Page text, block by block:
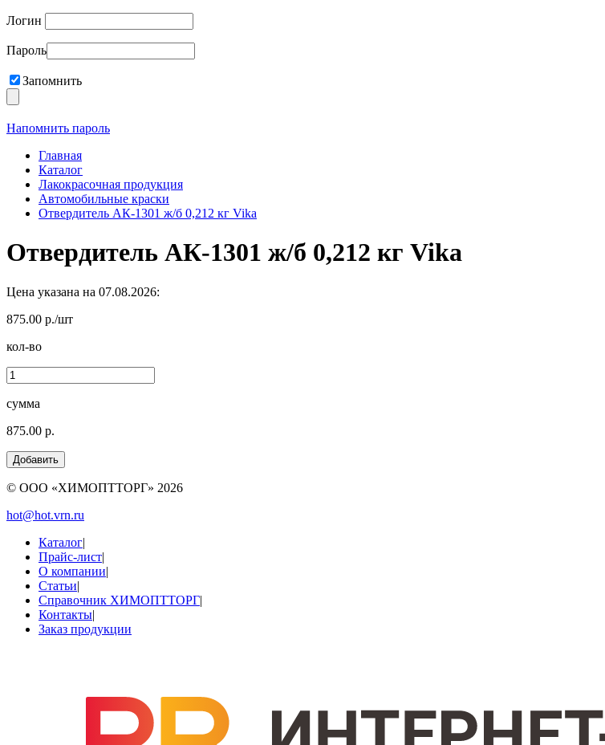
Логин
Пароль
Запомнить
Напомнить пароль
Главная
Каталог
Лакокрасочная продукция
Автомобильные краски
Отвердитель АК-1301 ж/б 0,212 кг Vika
Отвердитель АК-1301 ж/б 0,212 кг Vika
Цена указана на 07.08.2026:
875.00 р./шт
кол-во
сумма
875.00 р.
© ООО «ХИМОПТТОРГ» 2026
hot@hot.vrn.ru
Каталог|
Прайс-лист|
О компании|
Статьи|
Справочник ХИМОПТТОРГ|
Контакты|
Заказ продукции